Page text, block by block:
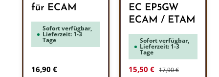
für ECAM
Sofort verfügbar,
Lieferzeit: 1-3
Tage
Regulärer Preis:
16,90 €
EC EP5GW
ECAM / ETAM
Sofort verfügbar,
Lieferzeit: 1-3
Tage
Verkaufspreis:
15,50 € Regulärer Preis:
17,90 €